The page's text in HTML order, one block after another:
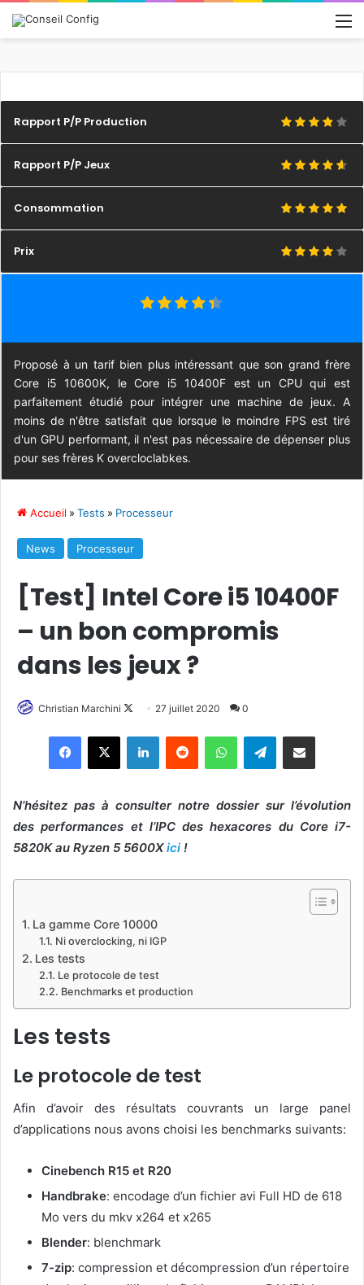
Rapport P/P Production
Rapport P/P Jeux
Consommation
Prix
Proposé à un tarif bien plus intéressant que son grand frère
Core i5 10600K, le Core i5 10400F est un CPU qui est
parfaitement étudié pour intégrer une machine de jeux. A
moins de n'être satisfait que lorsque le moindre FPS est tiré
d'un GPU performant, il n'est pas nécessaire de dépenser plus
pour ses frères K overcloclabkes.
Accueil » Tests » Processeur
News Processeur
[Test] Intel Core i5 10400F
– un bon compromis
dans les jeux ?
Christian Marchini
Follow
X
27 juillet 2020 0
LinkedinReddit WhatsAppTelegramPargater via Email
N’hésitez pas à consulter notre dossier sur l’évolution
des performances et l’IPC des hexacores du Core i7-
5820K au Ryzen 5 5600Xici !
La gamme Core 10000
Ni overclocking, ni IGP
Les tests
Le protocole de test
Benchmarks et production
Les tests
Le protocole de test
Afin d’avoir des résultats couvrants un large panel
d’applications nous avons choisi les benchmarks suivants:
Cinebench R15 et R20
Handbrake: encodage d’un fichier avi Full HD de 618
Mo vers du mkv x264 et x265
Blender: blenchmark
7-zip: compression et décompression d’un répertoire